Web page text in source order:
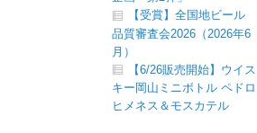
【受賞】全国地ビール
品質審査会2026（2026年6
月）
【6/26販売開始】ウイス
キー岡山ミニボトル ペドロ
ヒメネス＆モスカテル